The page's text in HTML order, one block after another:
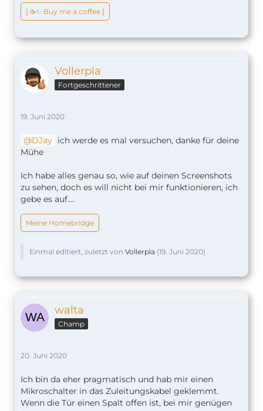
[ ☕️✨ Buy me a coffee ]
Vollerpla
Fortgeschrittener
19. Juni 2020
DJay ich werde es mal versuchen, danke für deine
Mühe
Ich habe alles genau so, wie auf deinen Screenshots
zu sehen, doch es will nicht bei mir funktionieren, ich
gebe es auf....
Meine Homebridge
Einmal editiert, zuletzt von Vollerpla (19. Juni 2020)
walta
Champ
20. Juni 2020
Ich bin da eher pragmatisch und hab mir einen
Mikroschalter in das Zuleitungskabel geklemmt.
Wenn die Tür einen Spalt offen ist, bei mir genügen